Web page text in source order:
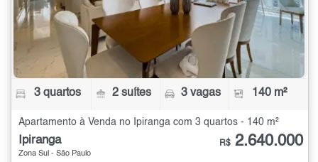
3 quartos 2 suítes 3 vagas 140 m²
Apartamento à Venda no Ipiranga com 3 quartos - 140 m²
Ipiranga
Zona Sul - São Paulo
R$ 2.640.000